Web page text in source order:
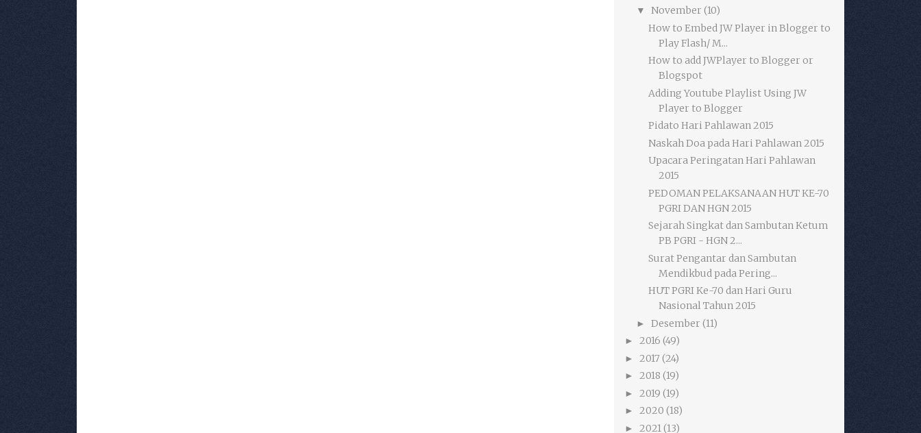
▼ November (10)
How to Embed JW Player in Blogger to
Play Flash/ M...
How to add JWPlayer to Blogger or
Blogspot
Adding Youtube Playlist Using JW
Player to Blogger
Pidato Hari Pahlawan 2015
Naskah Doa pada Hari Pahlawan 2015
Upacara Peringatan Hari Pahlawan
2015
PEDOMAN PELAKSANAAN HUT KE-70
PGRI DAN HGN 2015
Sejarah Singkat dan Sambutan Ketum
PB PGRI - HGN 2...
Surat Pengantar dan Sambutan
Mendikbud pada Pering...
HUT PGRI Ke-70 dan Hari Guru
Nasional Tahun 2015
► Desember (11)
► 2016 (49)
► 2017 (24)
► 2018 (19)
► 2019 (19)
► 2020 (18)
► 2021(13)